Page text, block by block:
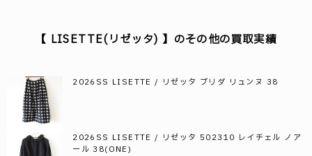
【 LISETTE(リゼッタ) 】のその他の買取実績
2026SS LISETTE / リゼッタ ブリダ リュンヌ 38
2026SS LISETTE / リゼッタ 502310 レイチェル ノア
ール 38(ONE)